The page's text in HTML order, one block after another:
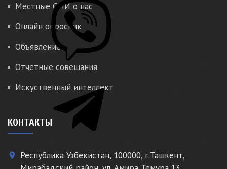
Местные СМИ о нас
Онлайн опросник
Объявление
Отчетные совещания
Искуственный интеллект
КОНТАКТЫ
place
Республика Узбекистан, 100000, г.Ташкент,